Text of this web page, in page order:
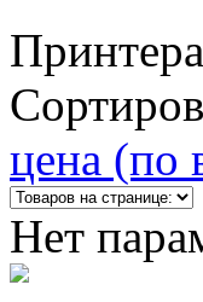
Принтера
цена (по
Нет